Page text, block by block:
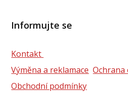
Informujte se
Kontakt
Výměna a reklamace Ochrana
Obchodní podmínky